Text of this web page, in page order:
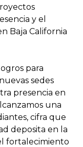
y el
Baja California
para
sedes
presencia en
una
cifra que
deposita en la
fortalecimiento